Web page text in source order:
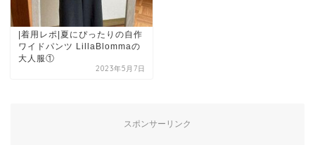
|着用レポ|夏にぴったりの自作
ワイドパンツ LillaBlommaの
大人服①
2023年5月7日
スポンサーリンク